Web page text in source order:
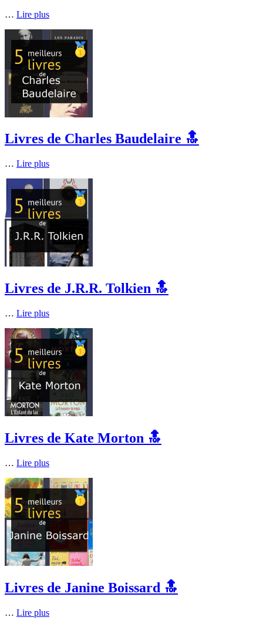
… Lire plus
Livres de Charles Baudelaire 🔝
… Lire plus
Livres de J.R.R. Tolkien 🔝
… Lire plus
Livres de Kate Morton 🔝
… Lire plus
Livres de Janine Boissard 🔝
… Lire plus